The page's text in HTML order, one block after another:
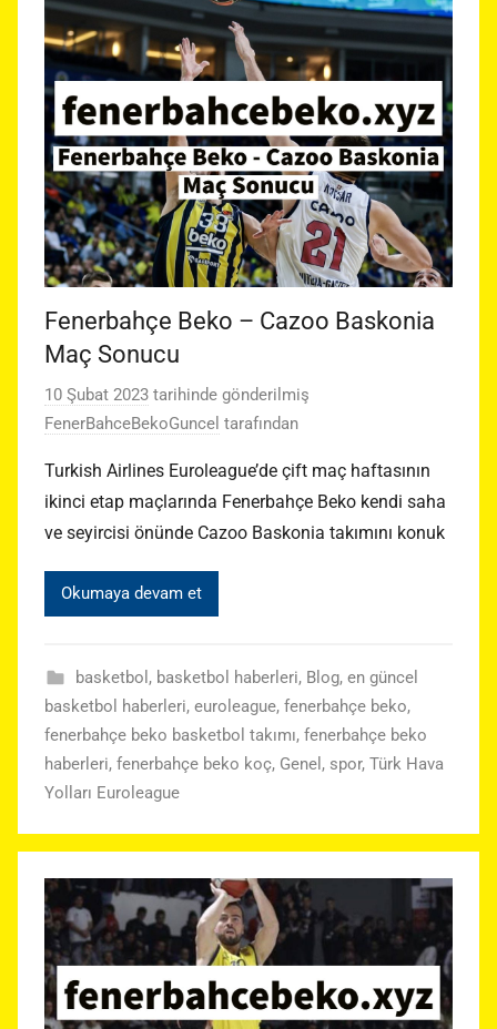
Fenerbahçe Beko – Cazoo Baskonia
Maç Sonucu
10 Şubat 2023 tarihinde gönderilmiş
FenerBahceBekoGuncel tarafından
Turkish Airlines Euroleague’de çift maç haftasının
ikinci etap maçlarında Fenerbahçe Beko kendi saha
ve seyircisi önünde Cazoo Baskonia takımını konuk
Okumaya devam et
basketbol , basketbol haberleri, Blog, en güncel
basketbol haberleri, euroleague, fenerbahçe beko,
fenerbahçe beko basketbol takımı, fenerbahçe beko
haberleri, fenerbahçe beko koç, Genel , spor, Türk Hava
Yolları Euroleague